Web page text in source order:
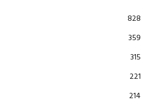
828
359
315
221
214